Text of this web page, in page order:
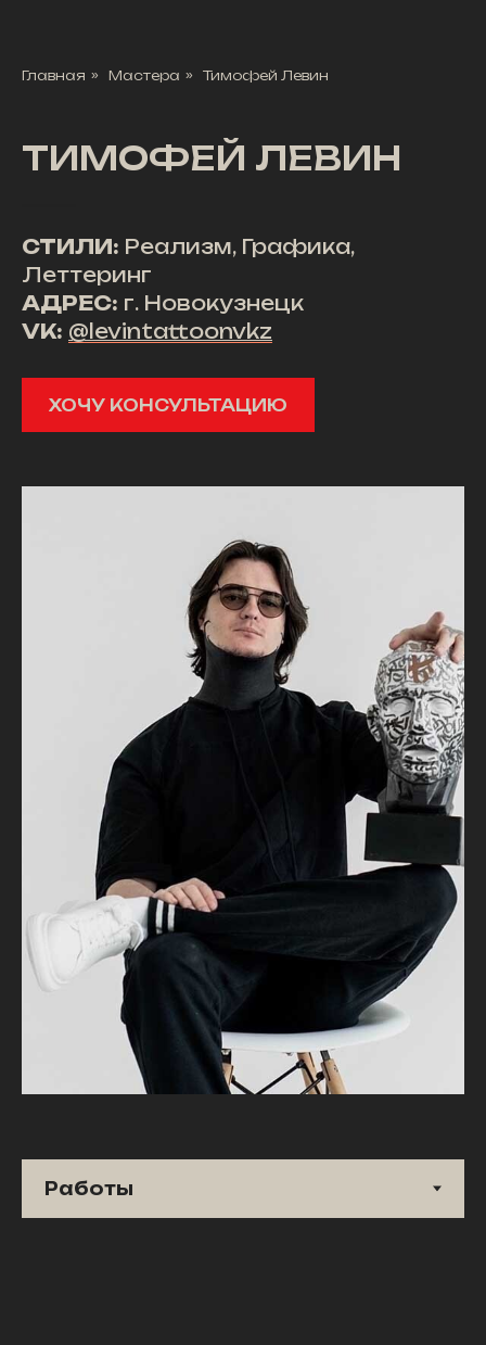
Главная » Мастера » Тимофей Левин
ТИМОФЕЙ ЛЕВИН
СТИЛИ: Реализм, Графика,
Леттеринг
АДРЕС: г. Новокузнецк
VK: @levintattoonvkz
ХОЧУ КОНСУЛЬТАЦИЮ